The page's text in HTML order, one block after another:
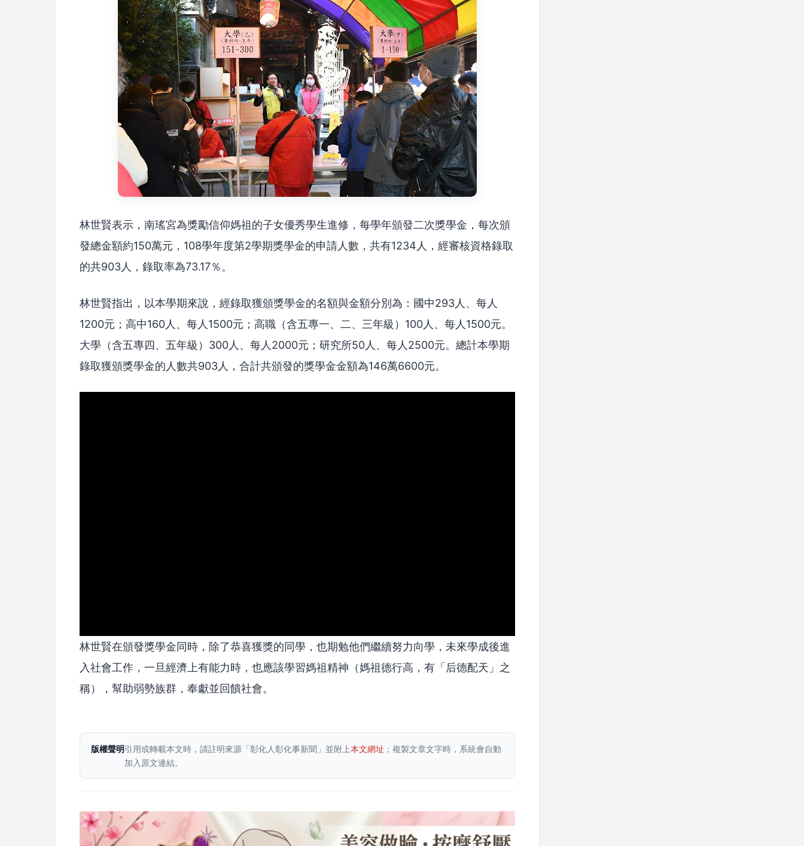
林世賢表示，南瑤宮為獎勵信仰媽祖的子女優秀學生進修，每學年頒發二次獎學金，每次頒
發總金額約150萬元，108學年度第2學期獎學金的申請人數，共有1234人，經審核資格錄取
的共903人，錄取率為73.17％。
林世賢指出，以本學期來說，經錄取獲頒獎學金的名額與金額分別為：國中293人、每人
1200元；高中160人、每人1500元；高職（含五專一、二、三年級）100人、每人1500元。
大學（含五專四、五年級）300人、每人2000元；研究所50人、每人2500元。總計本學期
錄取獲頒獎學金的人數共903人，合計共頒發的獎學金金額為146萬6600元。
林世賢在頒發獎學金同時，除了恭喜獲獎的同學，也期勉他們繼續努力向學，未來學成後進
入社會工作，一旦經濟上有能力時，也應該學習媽祖精神（媽祖德行高，有「后德配天」之
稱），幫助弱勢族群，奉獻並回饋社會。
版權聲明引用或轉載本文時，請註明來源「彰化人彰化事新聞」並附上本文網址 ；複製文章文字時，系統會自動
加入原文連結。